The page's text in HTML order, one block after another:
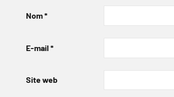
Nom*
E-mail *
Site web